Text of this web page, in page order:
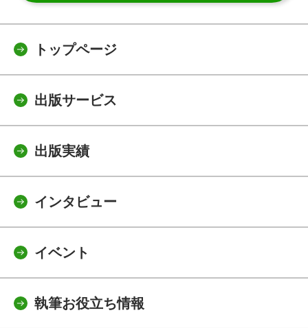
トップページ
出版サービス
出版実績
インタビュー
イベント
執筆お役立ち情報